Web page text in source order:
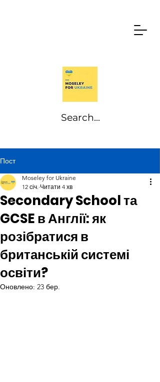
Пост
Secondary School та
GCSE в Англії: як
розібратися в
британській системі
освіти?
Moseley for Ukraine
12 січ. Читати 4 хв
Оновлено: 23 бер.